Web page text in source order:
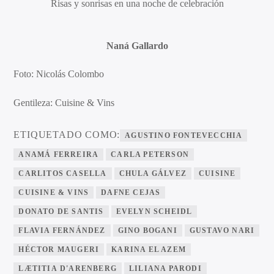
Risas y sonrisas en una noche de celebración
Naná Gallardo
Foto: Nicolás Colombo
Gentileza: Cuisine & Vins
ETIQUETADO COMO: AGUSTINO FONTEVECCHIA
ANAMÁ FERREIRA CARLA PETERSON
CARLITOS CASELLA CHULA GÁLVEZ CUISINE
CUISINE & VINS DAFNE CEJAS
DONATO DE SANTIS EVELYN SCHEIDL
FLAVIA FERNÁNDEZ GINO BOGANI GUSTAVO NARI
HÉCTOR MAUGERI KARINA EL AZEM
LÆTITIA D'ARENBERG LILIANA PARODI